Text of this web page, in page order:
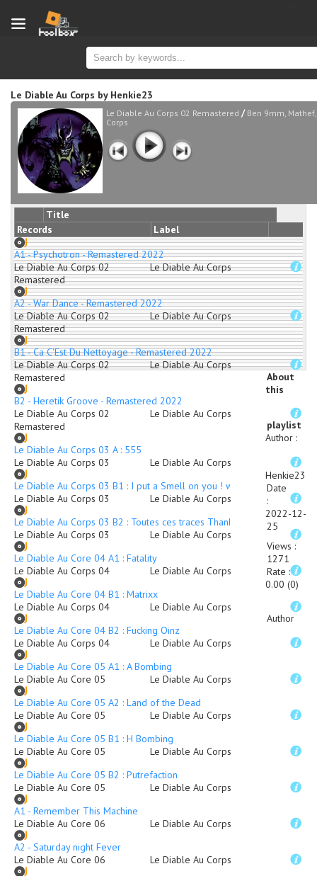
Le Diable Au Corps by Henkie23
Le Diable Au Corps 02 Remastered / Ben 9mm,
Corps
Title
Records
Label
A1 - Psychotron - Remastered 2022
Le Diable Au Corps 02
Remastered
Le Diable Au Corps
A2 - War Dance - Remastered 2022
Le Diable Au Corps 02
Remastered
Le Diable Au Corps
B1 - Ca C'Est Du Nettoyage - Remastered 2022
Le Diable Au Corps 02
Remastered
Le Diable Au Corps
B2 - Heretik Groove - Remastered 2022
Le Diable Au Corps 02
Remastered
Le Diable Au Corps
Le Diable Au Corps 03 A : 555
Le Diable Au Corps 03
Le Diable Au Corps
Le Diable Au Corps 03 B1 : I put a Smell on you ! who boobs ??
Le Diable Au Corps 03
Le Diable Au Corps
Le Diable Au Corps 03 B2 : Toutes ces traces Thank You DJ !
Le Diable Au Corps 03
Le Diable Au Corps
Le Diable Au Core 04 A1 : Fatality
Le Diable Au Corps 04
Le Diable Au Corps
Le Diable Au Core 04 B1 : Matrixx
Le Diable Au Corps 04
Le Diable Au Corps
Le Diable Au Core 04 B2 : Fucking Oinz
Le Diable Au Corps 04
Le Diable Au Corps
Le Diable Au Core 05 A1 : A Bombing
Le Diable Au Core 05
Le Diable Au Corps
Le Diable Au Core 05 A2 : Land of the Dead
Le Diable Au Core 05
Le Diable Au Corps
Le Diable Au Core 05 B1 : H Bombing
Le Diable Au Core 05
Le Diable Au Corps
Le Diable Au Core 05 B2 : Putrefaction
Le Diable Au Core 05
Le Diable Au Corps
A1 - Remember This Machine
Le Diable Au Core 06
Le Diable Au Corps
A2 - Saturday night Fever
Le Diable Au Core 06
Le Diable Au Corps
About
this
playlist
Author :
Henkie23
Date
:
2022-12-
25
Views :
1271
Rate :
0.00 (0)
Author